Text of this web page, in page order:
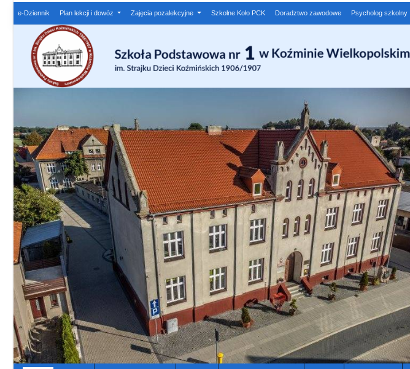
e-Dziennik Plan lekcji i dowóz Zajęcia pozalekcyjne Szkolne Koło PCK Doradztwo zawodowe Psycholog szkolny